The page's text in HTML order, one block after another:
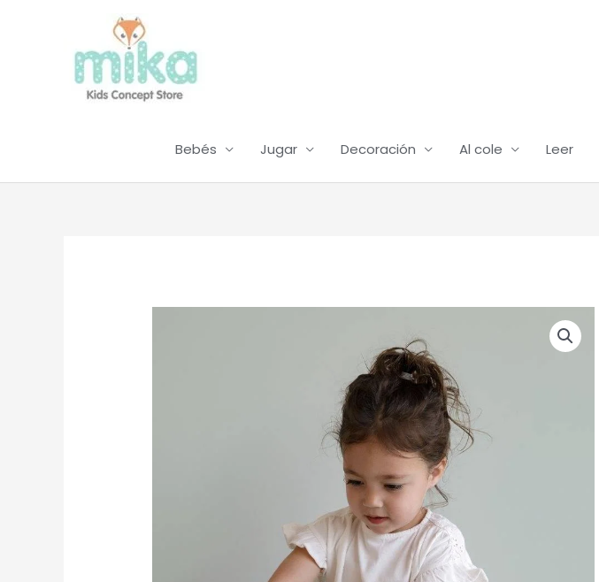
Bebés Jugar Decoración Al cole Leer